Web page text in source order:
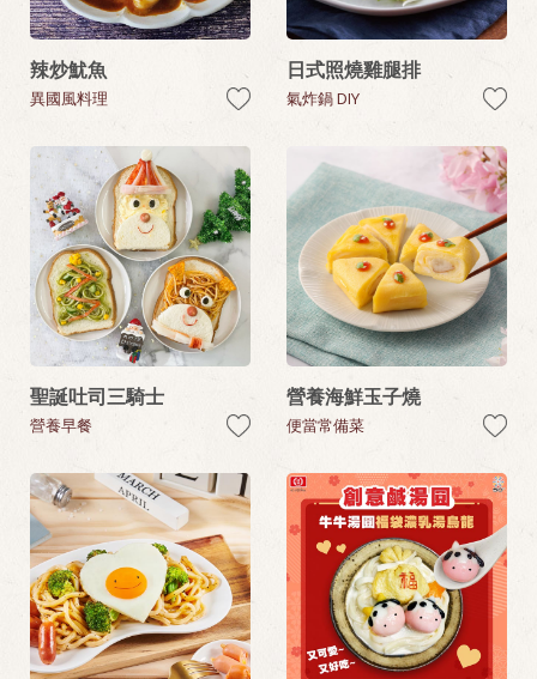
辣炒魷魚
異國風料理
日式照燒雞腿排
氣炸鍋 DIY
聖誕吐司三騎士
營養早餐
營養海鮮玉子燒
便當常備菜